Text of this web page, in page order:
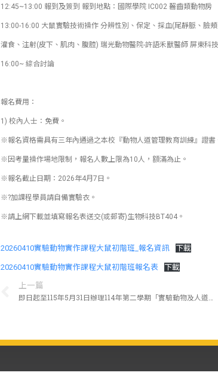
12:45~13:00 報到及簽到 報到地點：國際學院 IC002 齧齒類動物房
13:00-16:00 大鼠實驗技術操作 分辨性別、保定、採血(尾靜脈、臉頰
灌食、注射(皮下、肌肉、腹腔) 瑞光動物醫院-許語禾獸醫師 屏東科
16:00~ 綜合討論
報名費用：
1) 校內人士：免費。
※報名資格需具有三年內通過之本校『動物人道管理教育訓練』證書
※因考量操作場地限制，報名人數上限為10人，額滿為止。
※報名截止日期：2026年4月7日。
※?加課程學員請自備實驗衣。
※請上網下載並填寫報名表送交(或郵寄)生物科技BT404。
20260410實驗動物實作課程大鼠初階班_報名資訊 下載
20260410實驗動物實作課程大鼠初階班報名表 下載
上一篇